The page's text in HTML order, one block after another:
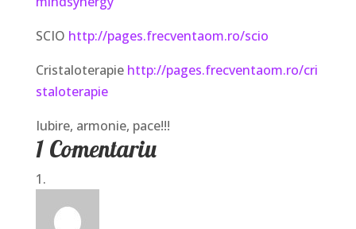
SCIO http://pages.frecventaom.ro/scio
Cristaloterapie http://pages.frecventaom.ro/cri
staloterapie
Iubire, armonie, pace!!!
1 Comentariu